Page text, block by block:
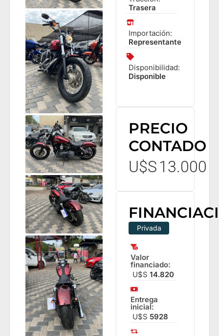
Trasera
Importación:
Representante
Disponibilidad:
Disponible
PRECIO
CONTADO
U$S13.000
Privada
Valor
financiado:
U$S 14.820
Entrega
inicial:
U$S 5928